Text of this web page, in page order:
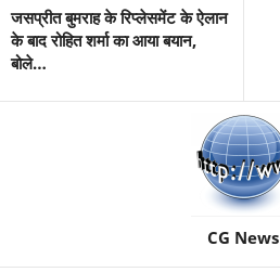
जसप्रीत बुमराह के रिप्लेसमेंट के ऐलान
के बाद रोहित शर्मा का आया बयान,
बोले…
CG News